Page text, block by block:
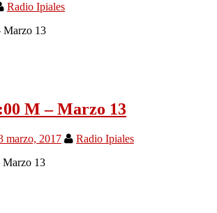
Radio Ipiales
Marzo 13
M – Marzo 13
marzo, 2017
Radio Ipiales
13